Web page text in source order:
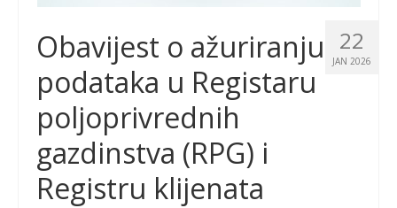
22
JAN 2026
Obavijest o ažuriranju
podataka u Registaru
poljoprivrednih
gazdinstva (RPG) i
Registru klijenata